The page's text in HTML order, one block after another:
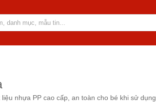
nhựa PP cao cấp, an toàn cho bé khi sử dụng.